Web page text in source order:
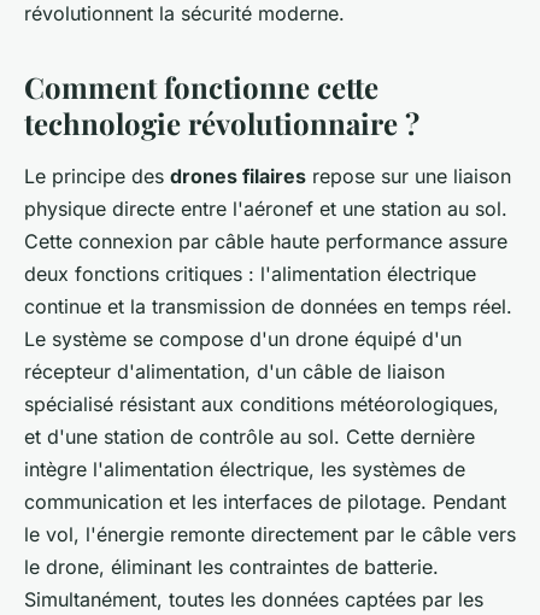
révolutionnent la sécurité moderne.
Comment fonctionne cette
technologie révolutionnaire ?
Le principe des drones filaires repose sur une liaison
physique directe entre l'aéronef et une station au sol.
Cette connexion par câble haute performance assure
deux fonctions critiques : l'alimentation électrique
continue et la transmission de données en temps réel.
Le système se compose d'un drone équipé d'un
récepteur d'alimentation, d'un câble de liaison
spécialisé résistant aux conditions météorologiques,
et d'une station de contrôle au sol. Cette dernière
intègre l'alimentation électrique, les systèmes de
communication et les interfaces de pilotage. Pendant
le vol, l'énergie remonte directement par le câble vers
le drone, éliminant les contraintes de batterie.
Simultanément, toutes les données captées par les